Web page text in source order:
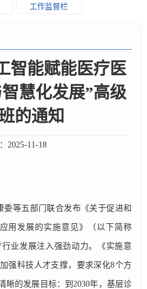
工作监督栏
智能赋能医疗医
慧化发展”高级
的通知
2025-11-18
等五部门联合发布《关于促进和
用发展的实施意见》（以下简称
业发展注入强劲动力。《实施意
强科技人才支撑，要求深化8个方
晰的发展目标：到2030年，基层诊